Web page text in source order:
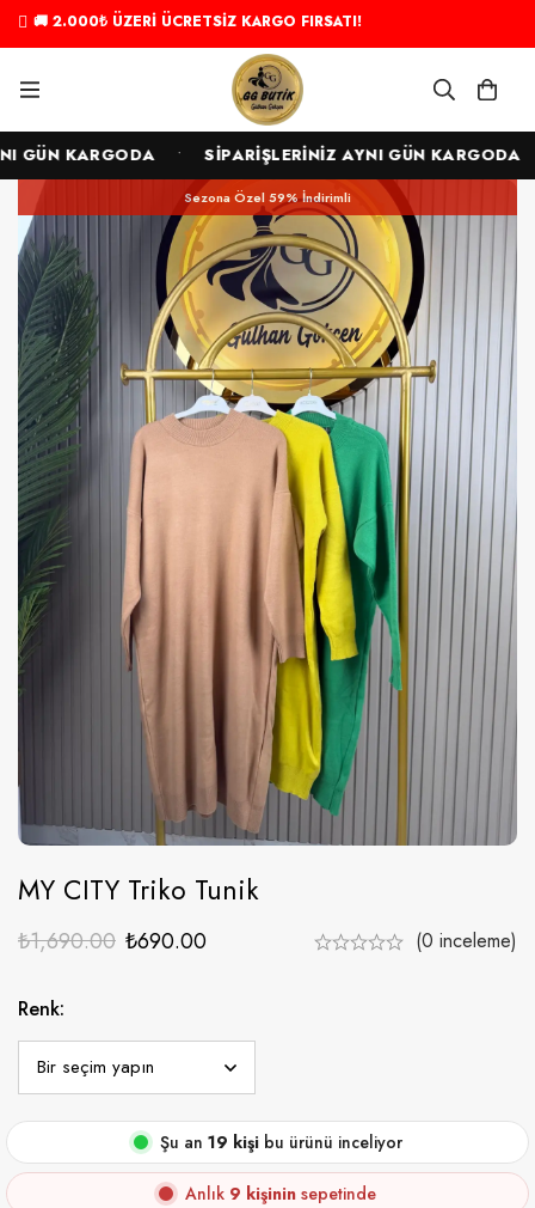
🚚 2.000₺ ÜZERİ ÜCRETSİZ KARGO FIRSATI!
GÜN KARGODA SİPARİŞLERİNİZ AYNI GÜN KARGODA
Sezona Özel 59% İndirimli
MY CITY Triko Tunik
₺1,690.00 ₺690.00 (0 inceleme)
Renk:
Şu an 19 kişibu ürünü inceliyor
Anlık 9 kişinin sepetinde